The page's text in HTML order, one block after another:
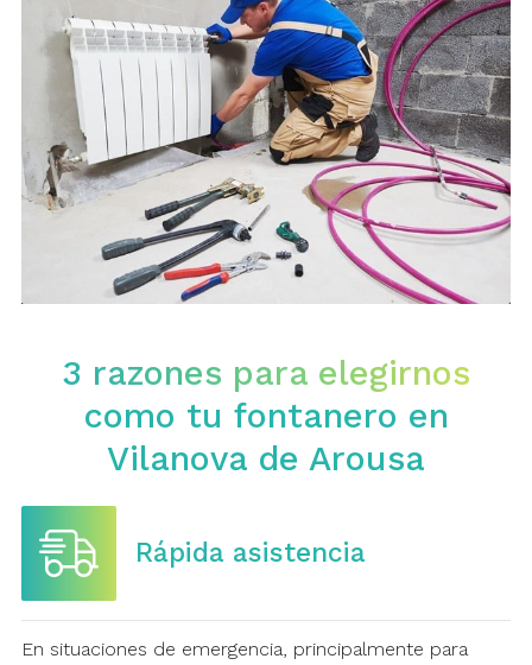
3 razones para elegirnos
como tu fontanero en
Vilanova de Arousa
Rápida asistencia
En situaciones de emergencia, principalmente para